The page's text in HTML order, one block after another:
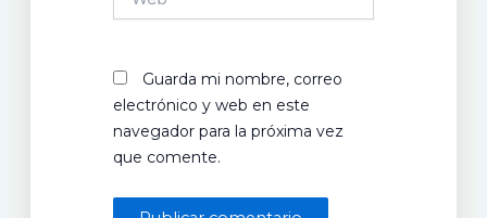
Guarda mi nombre, correo
electrónico y web en este
navegador para la próxima vez
que comente.